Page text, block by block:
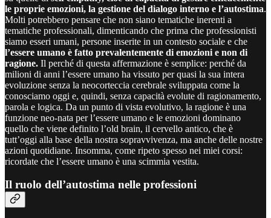
le proprie emozioni, la gestione del dialogo interno e l’autostima.
Molti potrebbero pensare che non siano tematiche inerenti a
tematiche professionali, dimenticando che prima che professionisti
siamo esseri umani, persone inserite in un contesto sociale e che
l’essere umano è fatto prevalentemente di emozioni e non di
ragione. Il perché di questa affermazione è semplice: perché da
milioni di anni l’essere umano ha vissuto per quasi la sua intera
evoluzione senza la neocorteccia cerebrale sviluppata come la
conosciamo oggi e, quindi, senza capacità evolute di ragionamento,
parola e logica. Da un punto di vista evolutivo, la ragione è una
funzione neo-nata per l’essere umano e le emozioni dominano
quello che viene definito l’old brain, il cervello antico, che è
tutt’oggi alla base della nostra sopravvivenza, ma anche delle nostre
azioni quotidiane. Insomma, come ripeto spesso nei miei corsi:
ricordate che l’essere umano è una scimmia vestita.
Il ruolo dell’autostima nelle professioni